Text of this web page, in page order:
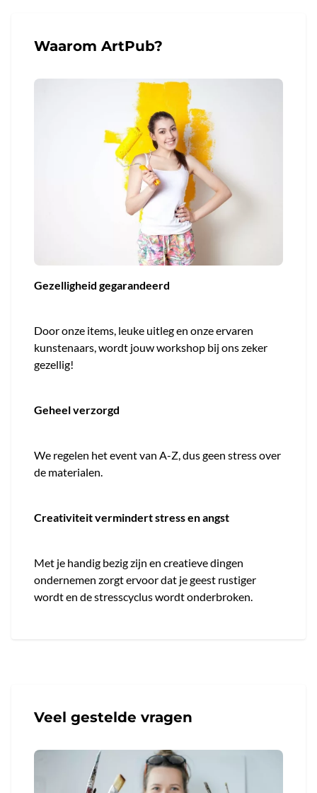
Waarom ArtPub?
Gezelligheid gegarandeerd
Door onze items, leuke uitleg en onze ervaren
kunstenaars, wordt jouw workshop bij ons zeker
gezellig!
Geheel verzorgd
We regelen het event van A-Z, dus geen stress over
de materialen.
Creativiteit vermindert stress en angst
Met je handig bezig zijn en creatieve dingen
ondernemen zorgt ervoor dat je geest rustiger
wordt en de stresscyclus wordt onderbroken.
Veel gestelde vragen